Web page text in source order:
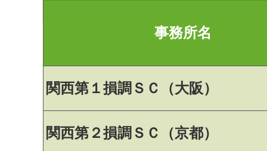
事務所名
関西第１損調ＳＣ（大阪）
関西第２損調ＳＣ（京都）